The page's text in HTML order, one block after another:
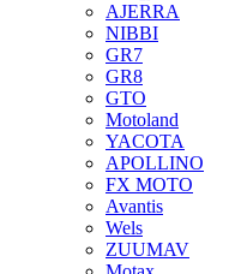
AJERRA
NIBBI
GR7
GR8
GTO
Motoland
YACOTA
APOLLINO
FX MOTO
Avantis
Wels
ZUUMAV